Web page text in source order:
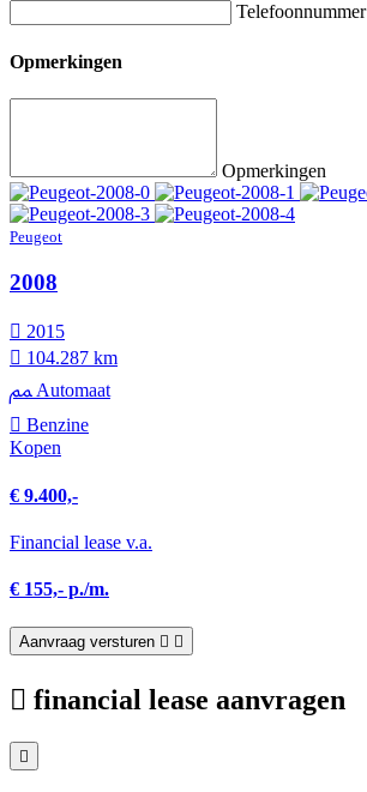
Telefoonnummer
Opmerkingen
Opmerkingen
Peugeot
2008
2015
104.287 km
Automaat
Benzine
Kopen
€ 9.400,-
Financial lease v.a.
€ 155,- p./m.
Aanvraag versturen
financial lease aanvragen